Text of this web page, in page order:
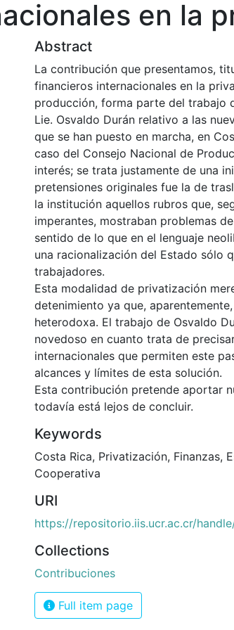
en la
Abstract
La contribución que presentamos,
financieros internacionales en la
producción, forma parte del trabajo
Lie. Osvaldo Durán relativo a las
que se han puesto en marcha, en
caso del Consejo Nacional de
interés; se trata justamente de una
pretensiones originales fue la de
la institución aquellos rubros que,
imperantes, mostraban problemas
sentido de lo que en el lenguaje
una racionalización del Estado sólo
trabajadores.
Esta modalidad de privatización
detenimiento ya que,
heterodoxa. El trabajo de Osvaldo
novedoso en cuanto trata de
internacionales que permiten este
alcances y límites de esta solución.
Esta contribución pretende aportar
todavía está lejos de concluir.
Keywords
Costa Rica, Privatización, Finanzas,
Cooperativa
URI
https://repositorio.iis.ucr.ac.cr/
Collections
Contribuciones
Full item page